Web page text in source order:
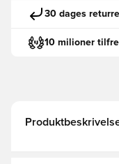
30 dages
10 milioner